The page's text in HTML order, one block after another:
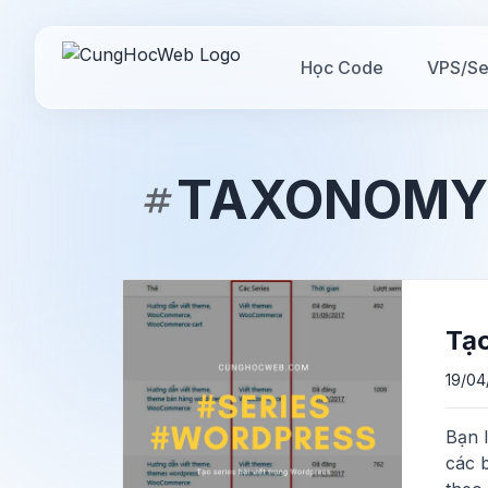
Học Code VPS/
TAXONOMY
19/
Bạn
các